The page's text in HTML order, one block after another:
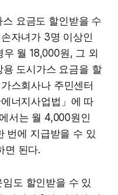
스 요금도 할인받을 수
자녀가 3명 이상인
월 18,000원, 그 외
도시가스 요금을 할
스회사나 주민센터
너지사업법」에 따
서는 월 4,000원인
번에 지급받을 수 있
면 된다.
임도 할인받을 수 있